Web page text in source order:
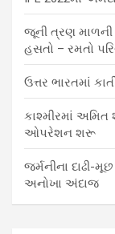
જૂની ત્રણ માળની
હસતો – રમતો
ઉત્તર ભારતમાં
કાશ્મીરમાં અમિત
ઓપરેશન શરૂ
જર્મનીના દાઢી-
અનોખા અંદાજ